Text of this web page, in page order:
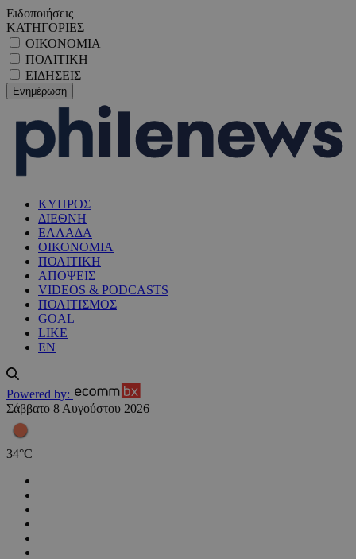
Ειδοποιήσεις
ΚΑΤΗΓΟΡΙΕΣ
ΟΙΚΟΝΟΜΙΑ
ΠΟΛΙΤΙΚΗ
ΕΙΔΗΣΕΙΣ
ΚΥΠΡΟΣ
ΔΙΕΘΝΗ
ΕΛΛΑΔΑ
ΟΙΚΟΝΟΜΙΑ
ΠΟΛΙΤΙΚΗ
ΑΠΟΨΕΙΣ
VIDEOS & PODCASTS
ΠΟΛΙΤΙΣΜΟΣ
GOAL
LIKE
EN
Powered by:
Σάββατο 8 Αυγούστου 2026
34°C